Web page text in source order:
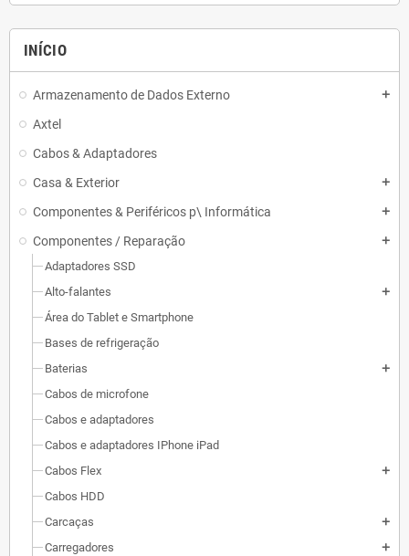
INÍCIO
Armazenamento de Dados Externo add
Axtel
Cabos & Adaptadores
Casa & Exterior
add
Componentes & Periféricos p\ Informática add
Componentes / Reparação add
Adaptadores SSD
Alto-falantes
add
Área do Tablet e Smartphone
Bases de refrigeração
Baterias
add
Cabos de microfone
Cabos e adaptadores
Cabos e adaptadores IPhone iPad
Cabos Flex
add
Cabos HDD
Carcaças
add
Carregadores add